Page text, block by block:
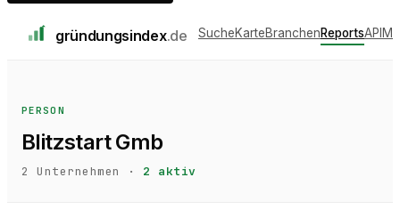
gründungsindex.de SucheKarteBranchenReportsAPI
PERSON
Blitzstart Gmb
2 Unternehmen · 2 aktiv